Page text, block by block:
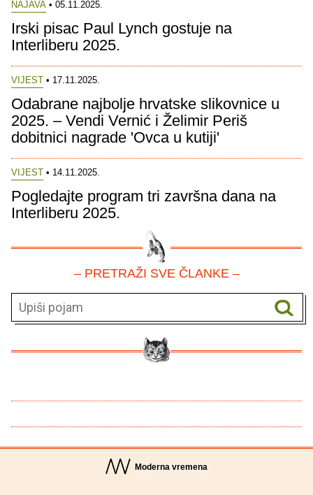
NAJAVA • 05.11.2025.
Irski pisac Paul Lynch gostuje na
Interliberu 2025.
VIJEST • 17.11.2025.
Odabrane najbolje hrvatske slikovnice u
2025. – Vendi Vernić i Želimir Periš
dobitnici nagrade 'Ovca u kutiji'
VIJEST • 14.11.2025.
Pogledajte program tri završna dana na
Interliberu 2025.
– PRETRAŽI SVE ČLANKE –
Moderna vremena